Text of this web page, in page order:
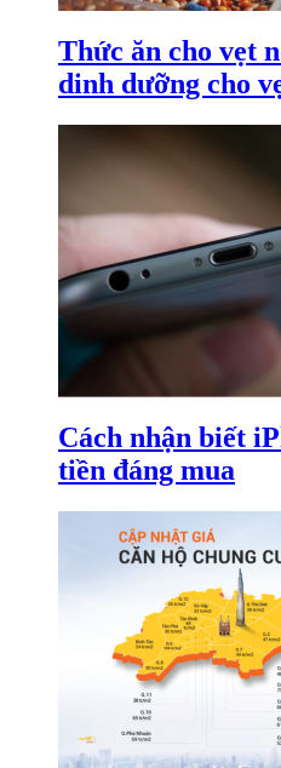
Thức ăn cho vẹt
dinh dưỡng cho
Cách nhận biết
tiền đáng mua